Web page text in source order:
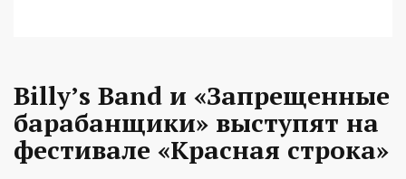
Billy’s Band и «Запрещенные
барабанщики» выступят на
фестивале «Красная строка»